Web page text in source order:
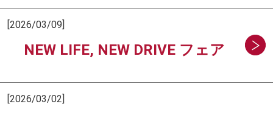
[2026/03/09]
NEW LIFE, NEW DRIVE フェア
[2026/03/02]